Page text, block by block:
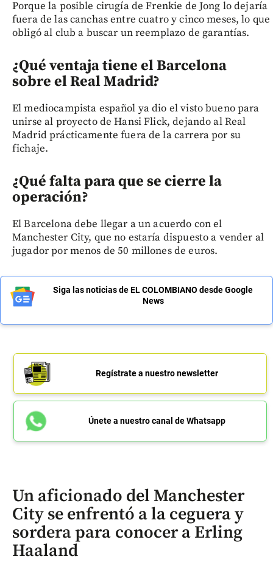
Porque la posible cirugía de Frenkie de Jong lo dejaría
fuera de las canchas entre cuatro y cinco meses, lo que
obligó al club a buscar un reemplazo de garantías.
¿Qué ventaja tiene el Barcelona
sobre el Real Madrid?
El mediocampista español ya dio el visto bueno para
unirse al proyecto de Hansi Flick, dejando al Real
Madrid prácticamente fuera de la carrera por su
fichaje.
¿Qué falta para que se cierre la
operación?
El Barcelona debe llegar a un acuerdo con el
Manchester City, que no estaría dispuesto a vender al
jugador por menos de 50 millones de euros.
Siga las noticias de EL COLOMBIANO desde Google
News
Regístrate a nuestro newsletter
Únete a nuestro canal de Whatsapp
Un aficionado del Manchester
City se enfrentó a la ceguera y
sordera para conocer a Erling
Haaland